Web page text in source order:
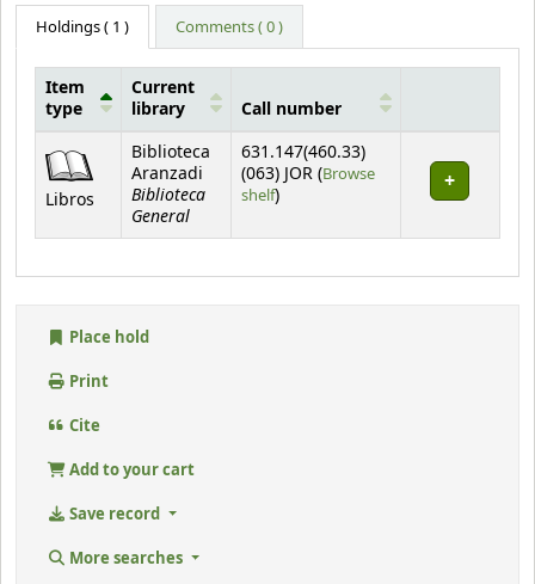
Holdings( 1 ) Comments ( 0 )
Holdings
Item
type
Current
library
Call number
Libros
Biblioteca
Aranzadi
Biblioteca
General
631.147(460.33)
(063) JOR (Browse
shelf(Opens below)
)
Place hold
Print
Cite
Add to your cart
Save record
More searches